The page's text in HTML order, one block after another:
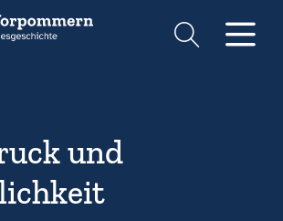
Suche
und